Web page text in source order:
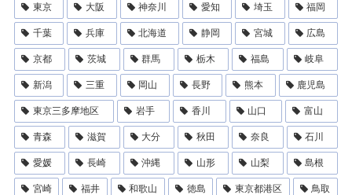
東京 大阪 神奈川 愛知 埼玉 福岡
千葉 兵庫 北海道 静岡 宮城 広島
京都 茨城 群馬 栃木 福島 岐阜
新潟 三重 岡山 長野 熊本 鹿児島
東京三多摩地区 岩手 香川 山口 富山
青森 滋賀 大分 秋田 奈良 石川
愛媛 長崎 沖縄 山形 山梨 島根
宮崎 福井 和歌山 徳島 東京都港区 鳥取